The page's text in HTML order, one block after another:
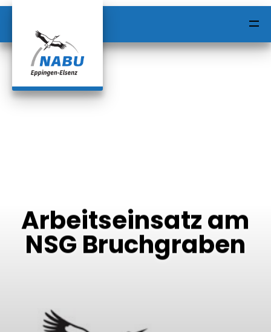
ALLE BEITRÄGE
KONTAKT
UNSER VEREINSHEIM
Arbeitseinsatz am
NSG Bruchgraben